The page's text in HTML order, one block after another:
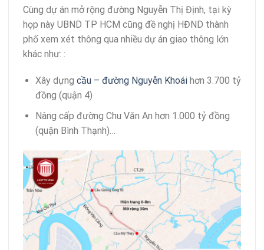
Cùng dự án mở rộng đường Nguyễn Thị Định, tại kỳ
họp này UBND TP HCM cũng đề nghị HĐND thành
phố xem xét thông qua nhiều dự án giao thông lớn
khác như: :
Xây dựng cầu – đường Nguyễn Khoái hơn 3.700 tỷ
đồng (quận 4)
Nâng cấp đường Chu Văn An hơn 1.000 tỷ đồng
(quận Bình Thạnh)…